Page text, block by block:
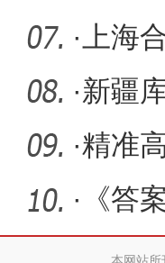
个
· 上海
·新疆
通过
·精准
理
·
《答
月都